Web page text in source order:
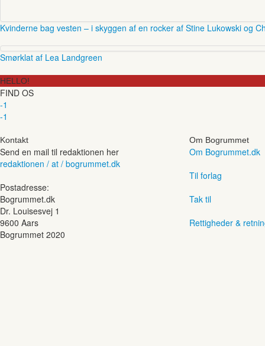
Kvinderne bag vesten – i skyggen af en rocker af Stine Lukowski og
Smørklat af Lea Landgreen
HELLO!
FIND OS
-1
-1
Kontakt
Send en mail til redaktionen her
redaktionen / at / bogrummet.dk
Postadresse:
Bogrummet.dk
Dr. Louisesvej 1
9600 Aars
Om Bogrummet
Om Bogrummet.dk
Til forlag
Tak til
Rettigheder &
Bogrummet 2020